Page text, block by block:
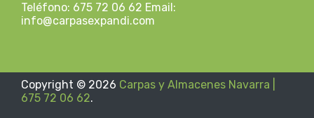
Teléfono: 675 72 06 62 Email:
info@carpasexpandi.com
Copyright © 2026 Carpas y Almacenes Navarra |
675 72 06 62.